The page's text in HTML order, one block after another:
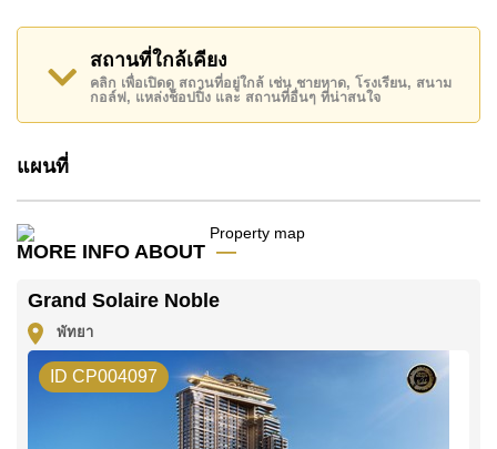
สถานที่ใกล้เคียง
คลิก เพื่อเปิดดู สถานที่อยู่ใกล้ เช่น ชายหาด, โรงเรียน, สนาม
กอล์ฟ, แหล่งช็อปปิ้ง และ สถานที่อื่นๆ ที่น่าสนใจ
แผนที่
MORE INFO ABOUT
Grand Solaire Noble
พัทยา
ID CP004097